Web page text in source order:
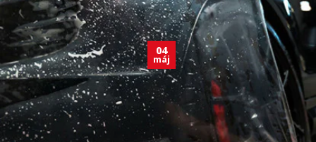
04
máj